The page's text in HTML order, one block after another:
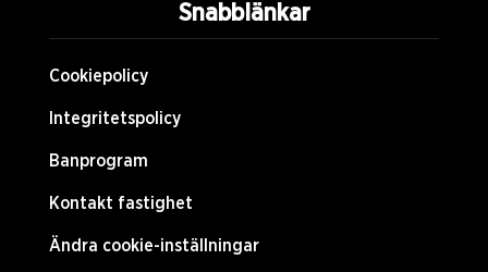
Snabblänkar
Cookiepolicy
Integritetspolicy
Banprogram
Kontakt fastighet
Ändra cookie-inställningar